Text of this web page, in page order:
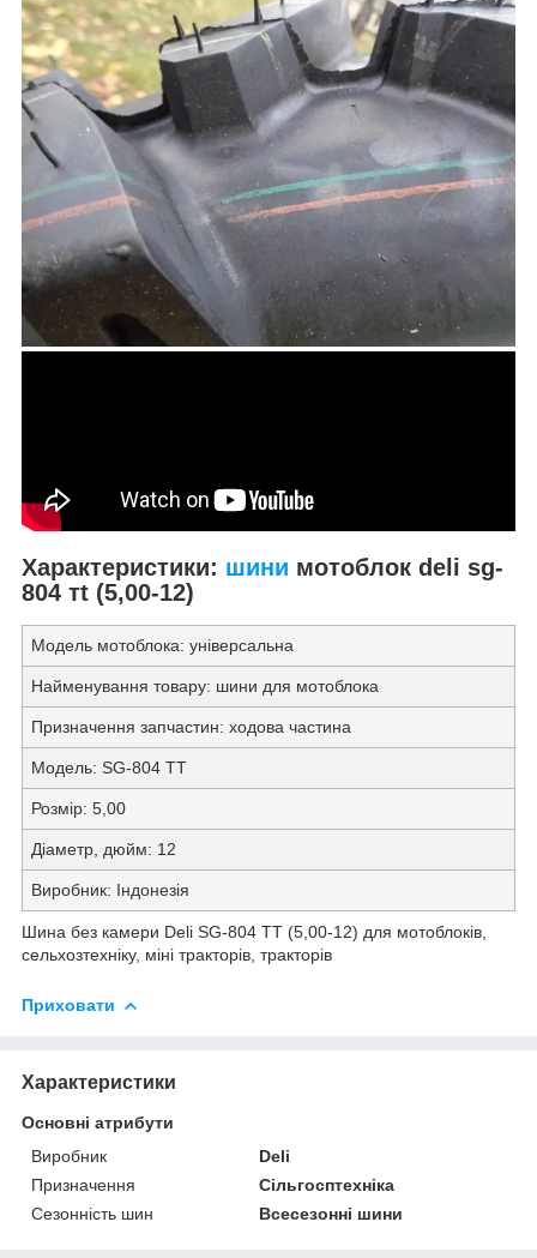
Характеристики: шини мотоблок deli sg-
804 тt (5,00-12)
Модель мотоблока: універсальна
Найменування товару: шини для мотоблока
Призначення запчастин: ходова частина
Модель: SG-804 ТT
Розмір: 5,00
Діаметр, дюйм: 12
Виробник: Індонезія
Шина без камери Deli SG-804 ТT (5,00-12) для мотоблоків,
сельхозтехніку, міні тракторів, тракторів
Приховати
Характеристики
Основні атрибути
Виробник
Deli
Призначення
Сільгосптехніка
Сезонність шин
Всесезонні шини